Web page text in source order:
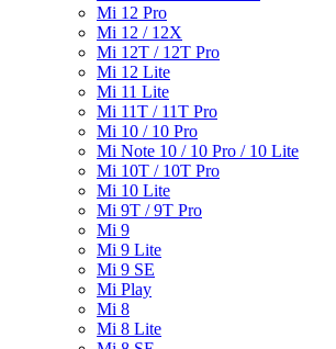
Mi 12 Pro
Mi 12 / 12X
Mi 12T / 12T Pro
Mi 12 Lite
Mi 11 Lite
Mi 11T / 11T Pro
Mi 10 / 10 Pro
Mi Note 10 / 10 Pro / 10 Lite
Mi 10T / 10T Pro
Mi 10 Lite
Mi 9T / 9T Pro
Mi 9
Mi 9 Lite
Mi 9 SE
Mi Play
Mi 8
Mi 8 Lite